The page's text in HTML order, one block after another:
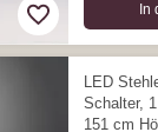
In
LED
Schalter,
151 cm